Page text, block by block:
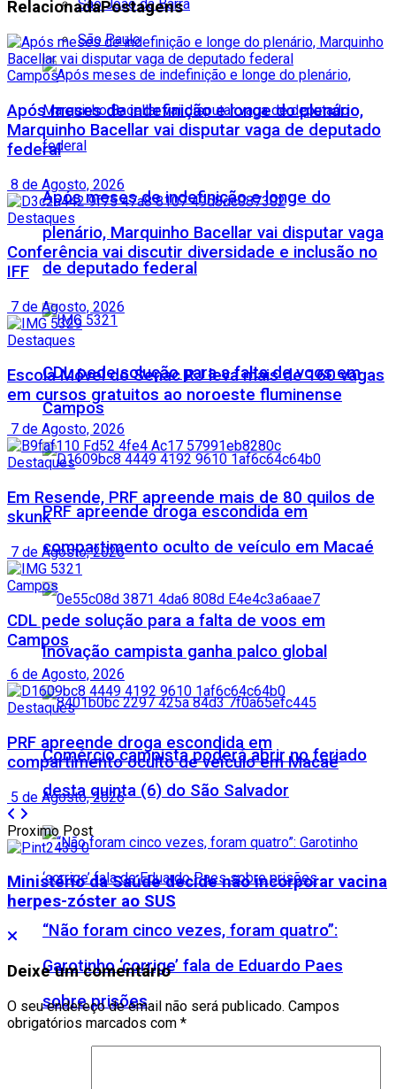
São João da Barra
São Paulo
Após meses de indefinição e longe do
plenário, Marquinho Bacellar vai disputar vaga
de deputado federal
CDL pede solução para a falta de voos em
Campos
PRF apreende droga escondida em
compartimento oculto de veículo em Macaé
Inovação campista ganha palco global
Comércio campista poderá abrir no feriado
desta quinta (6) do São Salvador
“Não foram cinco vezes, foram quatro”:
Garotinho ‘corrige’ fala de Eduardo Paes
sobre prisões
RelacionadaPostagens
Campos
Após meses de indefinição e longe do plenário,
Marquinho Bacellar vai disputar vaga de deputado
federal
8 de Agosto, 2026
Destaques
Conferência vai discutir diversidade e inclusão no
IFF
7 de Agosto, 2026
Destaques
Escola Móvel do Senac RJ leva mais de 160 vagas
em cursos gratuitos ao noroeste fluminense
7 de Agosto, 2026
Destaques
Em Resende, PRF apreende mais de 80 quilos de
skunk
7 de Agosto, 2026
Campos
CDL pede solução para a falta de voos em
Campos
6 de Agosto, 2026
Destaques
PRF apreende droga escondida em
compartimento oculto de veículo em Macaé
5 de Agosto, 2026
Proximo Post
Ministério da Saúde decide não incorporar vacina
herpes-zóster ao SUS
Deixe um comentário
O seu endereço de email não será publicado. Campos
obrigatórios marcados com *